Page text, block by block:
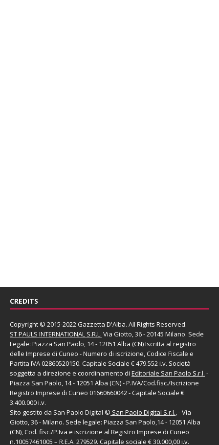
CREDITS
Copyright © 2015-2022 Gazzetta D'Alba. All Rights Reserved.
ST PAULS INTERNATIONAL S.R.L. Via Giotto, 36 - 20145 Milano. Sede
Legale: Piazza San Paolo, 14 - 12051 Alba (CN) Iscritta al registro
delle Imprese di Cuneo - Numero di iscrizione, Codice Fiscale e
Partita IVA 02860520150. Capitale Sociale € 479.552 i.v. Società
soggetta a direzione e coordinamento di Editoriale San Paolo S.r.l. -
Piazza San Paolo, 14 - 12051 Alba (CN) - P.IVA/Cod.fisc./Iscrizione
Registro Imprese di Cuneo 01660660042 - Capitale Sociale €
3.400.000 i.v.
Sito gestito da San Paolo Digital © San Paolo Digital S.r.l., - Via
Giotto, 36 - Milano. Sede legale: Piazza San Paolo,14 - 12051 Alba
(CN), Cod. fisc./P.Iva e iscrizione al Registro Imprese di Cuneo
n.10057461005 – R.E.A. 279529. Capitale sociale € 30.000,00 i.v.